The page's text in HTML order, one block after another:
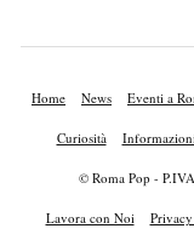
Home News Eventi a
Curiosità
© Roma Pop -
Lavora con Noi